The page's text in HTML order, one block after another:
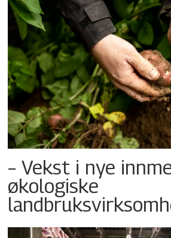
– Vekst i nye
økologiske